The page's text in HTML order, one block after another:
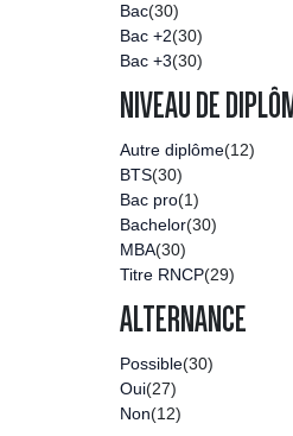
Bac(30)
Bac +2(30)
Bac +3(30)
NIVEAU DE
Autre diplôme(12)
BTS(30)
Bac pro(1)
Bachelor(30)
MBA(30)
Titre RNCP(29)
ALTERNANCE
Possible(30)
Oui(27)
Non(12)